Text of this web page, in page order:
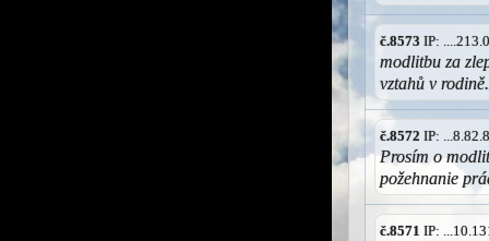
č.8573 IP:
modlitbu za
vztahů v
č.8572 IP:
Prosím o
požehnanie
č.8571 IP: